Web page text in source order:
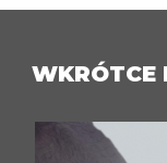
WKRÓTCE